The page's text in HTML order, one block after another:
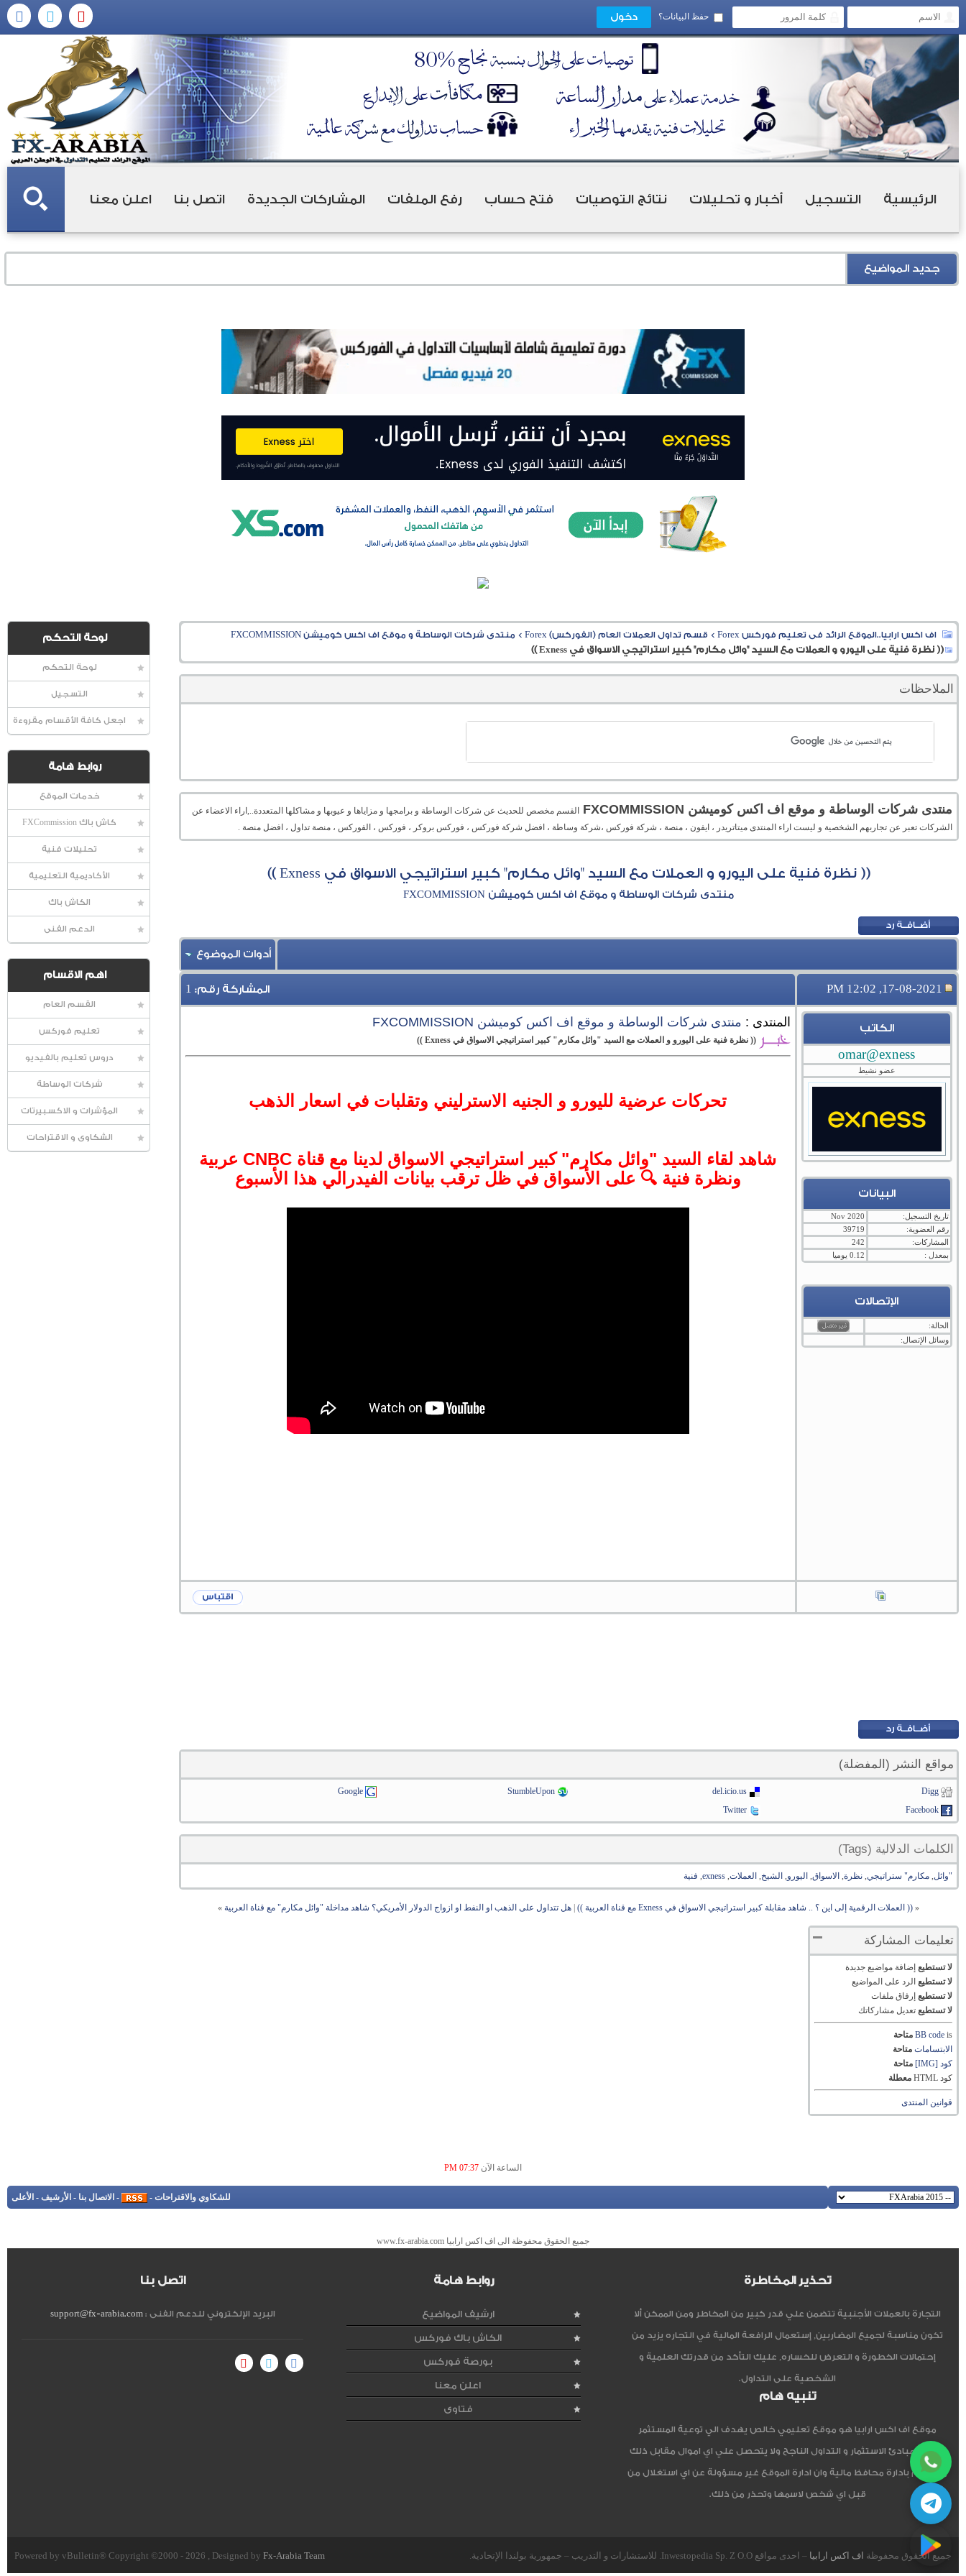
حفظ البيانات؟
الرئيسية التسجيل أخبار و تحليلات نتائج التوصيات فتح حساب رفع الملفات المشاركات الجديدة اتصل بنا اعلن معنا
جديد المواضيع
لوحة التحكم
لوحة التحكم
التسجيل
اجعل كافة الأقسام مقروءة
روابط هامة
خدمات الموقع
كاش باك FXCommission
تحليلات فنية
الأكاديمية التعليمية
الكاش باك
الدعم الفنى
اهم الاقسام
القسم العام
تعليم فوركس
دروس تعليم بالفيديو
شركات الوساطة
المؤشرات و الاكسبيرتات
الشكاوى و الاقتراحات
اف اكس ارابيا..الموقع الرائد فى تعليم فوركس Forex > قسم تداول العملات العام (الفوركس) Forex > منتدى شركات الوساطة و موقع اف اكس كوميشن FXCOMMISSION
(( نظرة فنية على اليورو و العملات مع السيد "وائل مكارم" كبير استراتيجي الاسواق في Exness ))
الملاحظات
منتدى شركات الوساطة و موقع اف اكس كوميشن FXCOMMISSION
القسم مخصص للحديث عن شركات الوساطة و برامجها و مزاياها و عيوبها و مشاكلها المتعددة..,اراء الاعضاء عن
الشركات تعبر عن تجاربهم الشخصية و ليست اراء المنتدى ميتاتريدر ، ايفون ، منصة ، شركة فوركس ،شركة وساطة ، افضل شركة فوركس ، فوركس بروكر ، فوركس ، الفوركس ، منصة تداول ، افضل منصة .
(( نظرة فنية على اليورو و العملات مع السيد "وائل مكارم" كبير استراتيجي الاسواق في Exness ))
منتدى شركات الوساطة و موقع اف اكس كوميشن FXCOMMISSION
أدوات الموضوع
17-08-2021, 12:02 PM المشاركة رقم: 1
الكاتب
omar@exness
عضو نشيط
البيانات
تاريخ التسجيل:
Nov 2020
رقم العضوية:
39719
المشاركات:
242
بمعدل :
0.12 يوميا
الإتصالات
الحالة:
وسائل الإتصال:
المنتدى : منتدى شركات الوساطة و موقع اف اكس كوميشن FXCOMMISSION
(( نظرة فنية على اليورو و العملات مع السيد "وائل مكارم" كبير استراتيجي الاسواق في Exness ))
تحركات عرضية لليورو و الجنيه الاسترليني وتقلبات في اسعار الذهب
شاهد لقاء السيد "وائل مكارم" كبير استراتيجي الاسواق لدينا مع قناة CNBC عربية
ونظرة فنية 🔍 على الأسواق في ظل ترقب بيانات الفيدرالي هذا الأسبوع
مواقع النشر (المفضلة)
Digg
del.icio.us
StumbleUpon
Google
Facebook
Twitter
الكلمات الدلالية (Tags)
"وائل,مكارم" ستراتيجي,نظرة, الاسواق, اليورو, الشيخ, العملات,
exness
, فنية
« (( العملات الرقمية إلى اين ؟ .. شاهد مقابلة كبير استراتيجي الاسواق في Exness مع قناة العربية )) | هل تتداول على الذهب او النفط او ازواج الدولار الأمريكي؟ شاهد مداخلة "وائل مكارم" مع قناة العربية »
تعليمات المشاركة
لا تستطيع إضافة مواضيع جديدة
لا تستطيع الرد على المواضيع
لا تستطيع إرفاق ملفات
لا تستطيع تعديل مشاركاتك
BB codeis
متاحة
الابتسامات متاحة
كود [IMG]
متاحة
كود HTML
معطلة
قوانين المنتدى
الساعة الآن 07:37 PM
للشكاوي والاقتراحات -
- الاتصال بنا - الأرشيف - الأعلى
جميع الحقوق محفوظة الى اف اكس ارابيا www.fx-arabia.com
تحذير المخاطرة
التجارة بالعملات الأجنبية تتضمن علي قدر كبير من المخاطر ومن الممكن ألا
تكون مناسبة لجميع المضاربين, إستعمال الرافعة المالية في التجاره يزيد من
إحتمالات الخطورة و التعرض للخساره, عليك التأكد من قدرتك العلمية و
الشخصية على التداول.
تنبيه هام
موقع اف اكس ارابيا هو موقع تعليمي خالص يهدف الي توعية المستثمر
العربي مبادئ الاستثمار و التداول الناجح ولا يتحصل علي اي اموال مقابل ذلك
ولا يقوم بادارة محافظ مالية وان ادارة الموقع غير مسؤولة عن اي استغلال من
قبل اي شخص لاسمها وتحذر من ذلك.
روابط هامة
ارشيف المواضيع
الكاش باك فوركس
بورصة فوركس
اعلن معنا
فتاوى
اتصل بنا
البريد الإلكتروني للدعم الفنى :support@fx-arabia.com
جميع الحقوق محفوظة اف اكس ارابيا – احدى مواقع Inwestopedia Sp. Z O.O. للاستشارات و التدريب – جمهورية بولندا الإتحادية. Powered by vBulletin® Copyright ©2000 - 2026 , Designed by Fx-Arabia Team